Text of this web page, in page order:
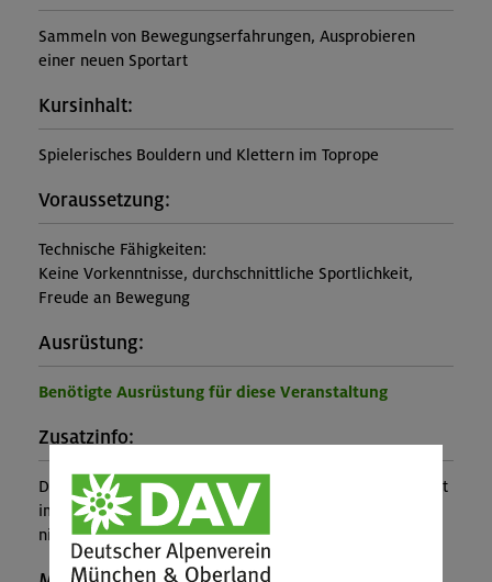
Sammeln von Bewegungserfahrungen, Ausprobieren
einer neuen Sportart
Kursinhalt:
Spielerisches Bouldern und Klettern im Toprope
Voraussetzung:
Technische Fähigkeiten:
Keine Vorkenntnisse, durchschnittliche Sportlichkeit,
Freude an Bewegung
Ausrüstung:
Benötigte Ausrüstung für diese Veranstaltung
Zusatzinfo:
Der Entleih der Kletterausrüstung (inkl. Kletterschuhe) ist
im Kurspreis enthalten. Der Halleneintritt von 7,60 € ist
nicht im Kurspreis enthalten.